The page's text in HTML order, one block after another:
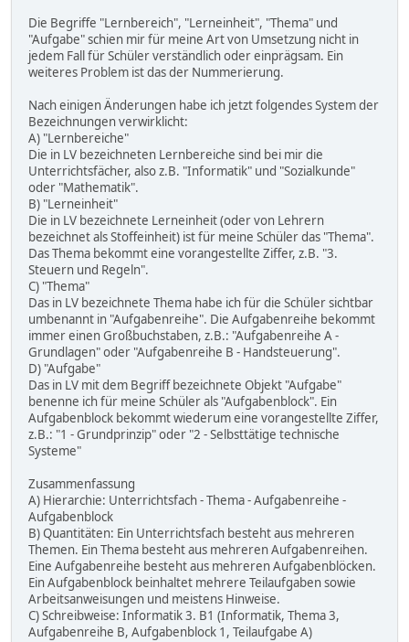
Die Begriffe "Lernbereich", "Lerneinheit", "Thema" und
"Aufgabe" schien mir für meine Art von Umsetzung nicht in
jedem Fall für Schüler verständlich oder einprägsam. Ein
weiteres Problem ist das der Nummerierung.
Nach einigen Änderungen habe ich jetzt folgendes System der
Bezeichnungen verwirklicht:
A) "Lernbereiche"
Die in LV bezeichneten Lernbereiche sind bei mir die
Unterrichtsfächer, also z.B. "Informatik" und "Sozialkunde"
oder "Mathematik".
B) "Lerneinheit"
Die in LV bezeichnete Lerneinheit (oder von Lehrern
bezeichnet als Stoffeinheit) ist für meine Schüler das "Thema".
Das Thema bekommt eine vorangestellte Ziffer, z.B. "3.
Steuern und Regeln".
C) "Thema"
Das in LV bezeichnete Thema habe ich für die Schüler sichtbar
umbenannt in "Aufgabenreihe". Die Aufgabenreihe bekommt
immer einen Großbuchstaben, z.B.: "Aufgabenreihe A -
Grundlagen" oder "Aufgabenreihe B - Handsteuerung".
D) "Aufgabe"
Das in LV mit dem Begriff bezeichnete Objekt "Aufgabe"
benenne ich für meine Schüler als "Aufgabenblock". Ein
Aufgabenblock bekommt wiederum eine vorangestellte Ziffer,
z.B.: "1 - Grundprinzip" oder "2 - Selbsttätige technische
Systeme"
Zusammenfassung
A) Hierarchie: Unterrichtsfach - Thema - Aufgabenreihe -
Aufgabenblock
B) Quantitäten: Ein Unterrichtsfach besteht aus mehreren
Themen. Ein Thema besteht aus mehreren Aufgabenreihen.
Eine Aufgabenreihe besteht aus mehreren Aufgabenblöcken.
Ein Aufgabenblock beinhaltet mehrere Teilaufgaben sowie
Arbeitsanweisungen und meistens Hinweise.
C) Schreibweise: Informatik 3. B1 (Informatik, Thema 3,
Aufgabenreihe B, Aufgabenblock 1, Teilaufgabe A)